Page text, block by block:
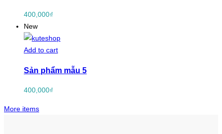
400,000₫
New
Add to cart
Sản phẩm mẫu 5
400,000₫
More items